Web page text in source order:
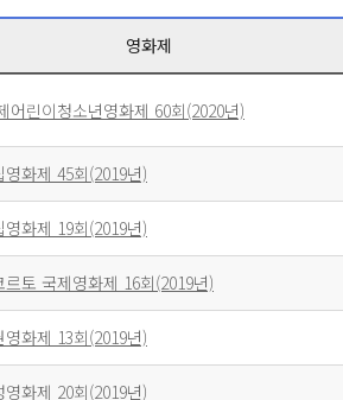
형수님 꽃잎이 따뜻해요
출장 중 아내가 임신을 하고 싶다고 한다
영화제
어린이청소년영화제 60회(2020년)
영화제 45회(2019년)
영화제 19회(2019년)
르토 국제영화제 16회(2019년)
영화제 13회(2019년)
화제 20회(2019년)